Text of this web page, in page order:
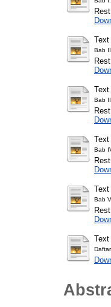
Text
Bab
Text
Bab
Text
Bab
Text
Bab
Text